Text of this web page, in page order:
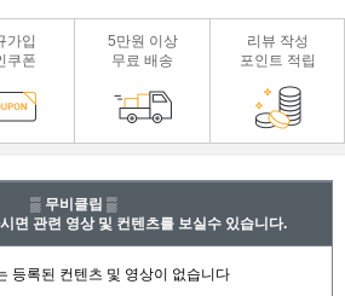
가입
쿠폰
5만원 이상
무료 배송
리뷰 작성
포인트 적립
▒ 무비클립 ▒
면 관련 영상 및 컨텐츠를 보실수 있습니다.